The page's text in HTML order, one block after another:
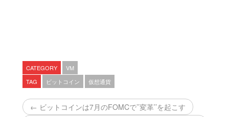
CATEGORY
VM
TAG
ビットコイン 仮想通貨
← ビットコインは7月のFOMCで’’変革’’を起こす